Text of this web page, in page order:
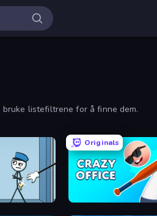
listefiltrene for å finne dem.
Originals
Crazy Office: Slap and